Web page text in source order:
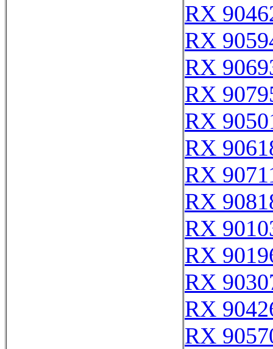
RX
RX
RX
RX
RX
RX
RX
RX
RX
RX
RX
RX
RX